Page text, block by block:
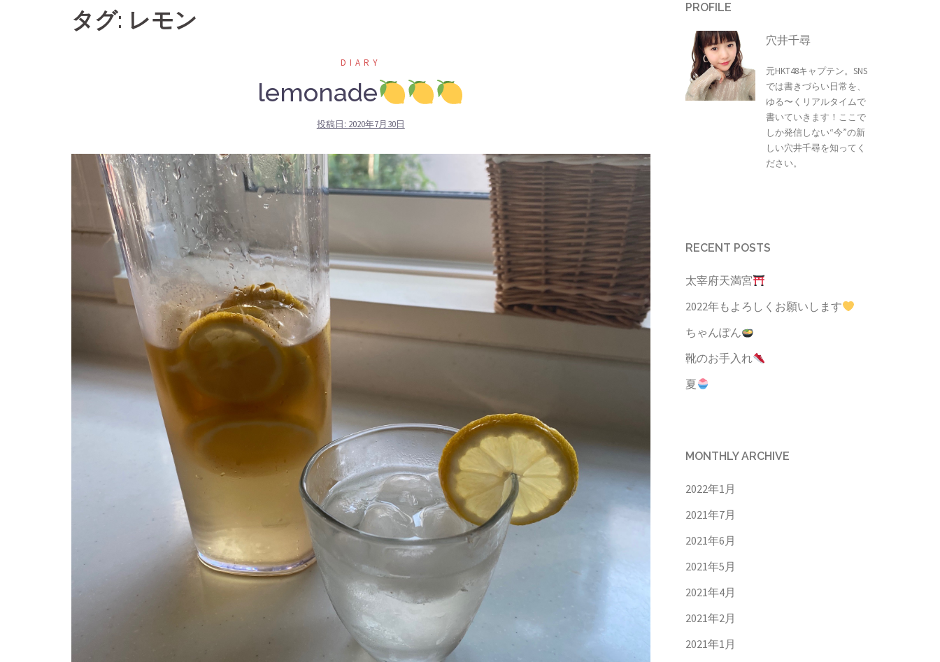
タグ: レモン
DIARY
lemonade
投稿日: 2020年7月30日
PROFILE
穴井千尋
元HKT48キャプテン。SNS
では書きづらい日常を、
ゆる〜くリアルタイムで
書いていきます！ここで
しか発信しない“今”の新
しい穴井千尋を知ってく
ださい。
RECENT POSTS
太宰府天満宮
2022年もよろしくお願いします
ちゃんぽん
靴のお手入れ
夏
MONTHLY ARCHIVE
2022年1月
2021年7月
2021年6月
2021年5月
2021年4月
2021年2月
2021年1月